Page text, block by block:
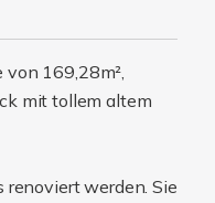
169,28m²,
mit tollem altem
renoviert werden. Sie